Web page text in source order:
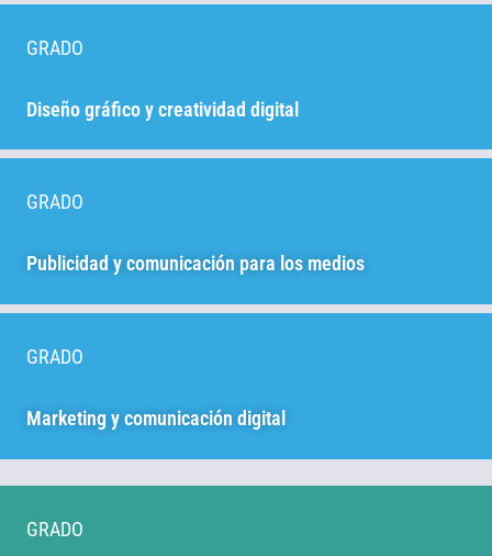
GRADO
Diseño gráfico y creatividad digital
GRADO
Publicidad y comunicación para los medios
GRADO
Marketing y comunicación digital
GRADO